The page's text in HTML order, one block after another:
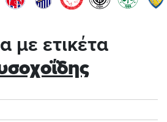
με ετικέτα